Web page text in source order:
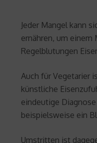
Jeder Mangel kann
ernähren, um
Regelblutungen
Auch für Vegetarier
künstliche
eindeutige
beispielsweise ein
Umstritten ist